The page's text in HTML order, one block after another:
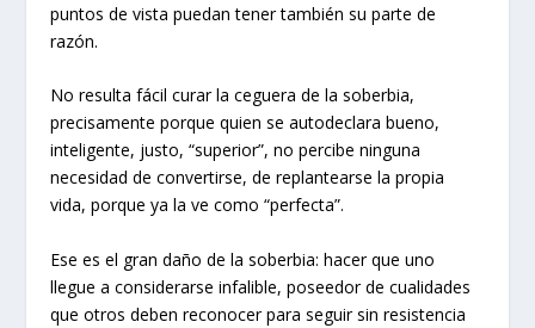
puntos de vista puedan tener también su parte de
razón.
No resulta fácil curar la ceguera de la soberbia,
precisamente porque quien se autodeclara bueno,
inteligente, justo, “superior”, no percibe ninguna
necesidad de convertirse, de replantearse la propia
vida, porque ya la ve como “perfecta”.
Ese es el gran daño de la soberbia: hacer que uno
llegue a considerarse infalible, poseedor de cualidades
que otros deben reconocer para seguir sin resistencia